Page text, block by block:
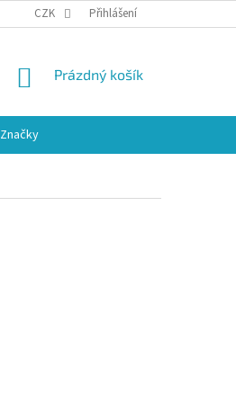
CZK Přihlášení
NÁKUPNÍ
Prázdný košík
Značky